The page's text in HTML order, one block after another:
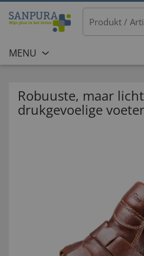
MENU
Robuuste, maar
drukgevoelige